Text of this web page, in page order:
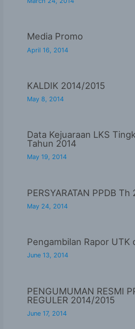
Media Promo
April 16, 2014
KALDIK 2014/2015
May 8, 2014
Data Kejuaraan LKS
Tahun 2014
May 19, 2014
PERSYARATAN PPDB Th
May 24, 2014
Pengambilan Rapor UTK
June 13, 2014
PENGUMUMAN RESMI
REGULER 2014/2015
June 17, 2014